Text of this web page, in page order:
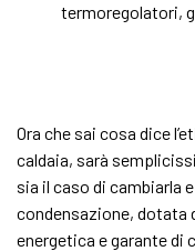
termoregolatori,
Ora che sai cosa dice
caldaia, sarà
sia il caso di cambiarla
condensazione, dotata
energetica e garante di